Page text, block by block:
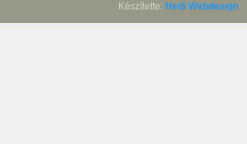
Készítette: Hedi Webdesign